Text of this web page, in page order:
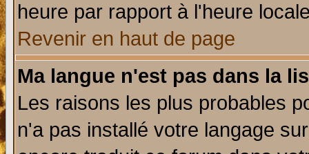
heure par rapport à l'heure
Revenir en haut de page
Ma langue n'est pas dans la
Les raisons les plus probables
n'a pas installé votre langage